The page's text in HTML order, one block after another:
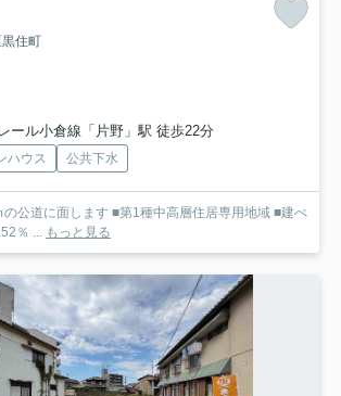
住町
ール小倉線「片野」駅 徒歩22分
ハウス 公共下水
■第1種中高層住居専用地域 ■建ぺ
％ ...
もっと見る